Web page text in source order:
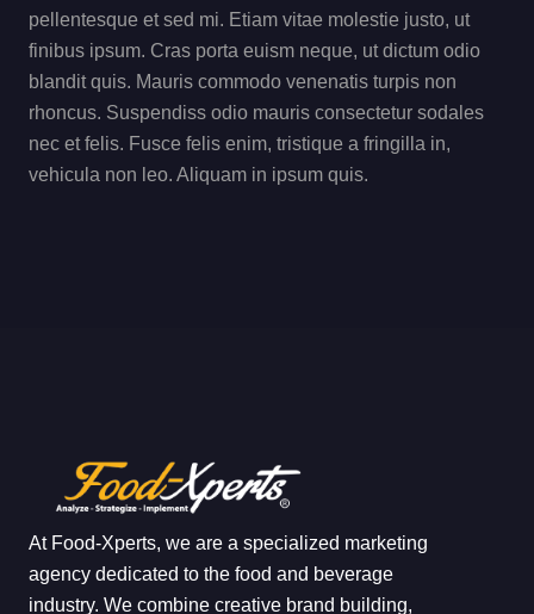
pellentesque et sed mi. Etiam vitae molestie justo, ut
finibus ipsum. Cras porta euism neque, ut dictum odio
blandit quis. Mauris commodo venenatis turpis non
rhoncus. Suspendiss odio mauris consectetur sodales
nec et felis. Fusce felis enim, tristique a fringilla in,
vehicula non leo. Aliquam in ipsum quis.
At Food-Xperts, we are a specialized marketing
agency dedicated to the food and beverage
industry. We combine creative brand building,